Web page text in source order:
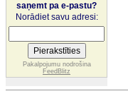
saņemt pa e-pastu?
Norādiet savu adresi:
Pakalpojumu nodrošina
FeedBlitz